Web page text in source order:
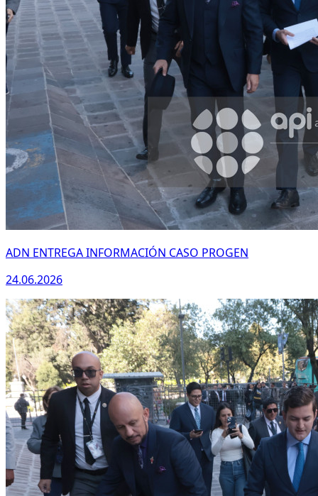
ADN ENTREGA INFORMACIÓN CASO PROGEN
24.06.2026